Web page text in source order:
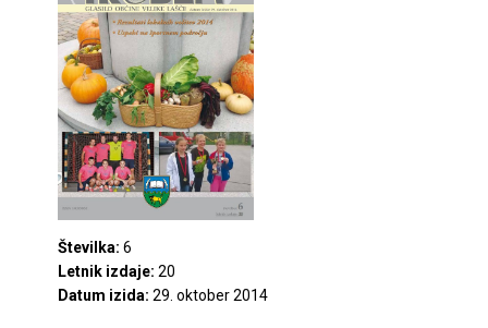
Številka: 6
Letnik izdaje: 20
Datum izida: 29. oktober 2014